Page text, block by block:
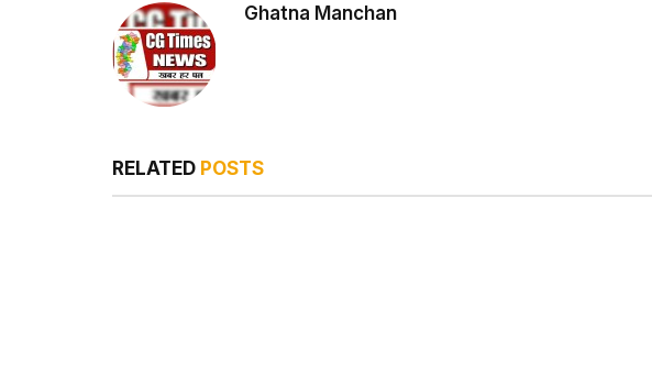
Ghatna Manchan
RELATED POSTS